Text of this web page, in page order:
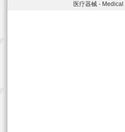
医疗器械 - Medical